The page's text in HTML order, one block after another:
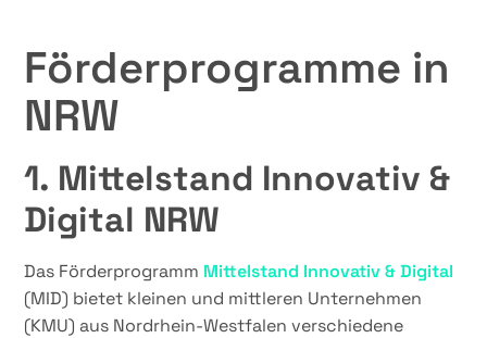
Förderprogramme in
NRW
1. Mittelstand Innovativ &
Digital NRW
Das Förderprogramm Mittelstand Innovativ & Digital
(MID) bietet kleinen und mittleren Unternehmen
(KMU) aus Nordrhein-Westfalen verschiedene